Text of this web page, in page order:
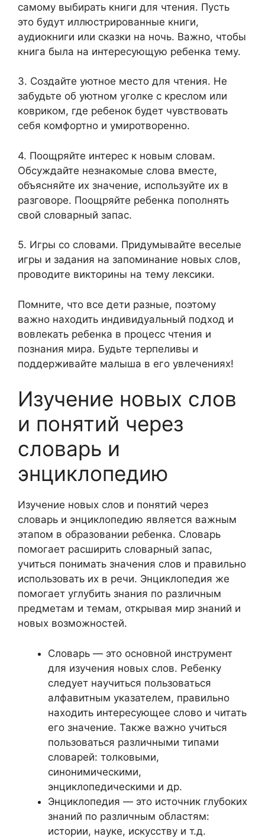
самому выбирать книги для чтения. Пусть
это будут иллюстрированные книги,
аудиокниги или сказки на ночь. Важно, чтобы
книга была на интересующую ребенка тему.
3. Создайте уютное место для чтения. Не
забудьте об уютном уголке с креслом или
ковриком, где ребенок будет чувствовать
себя комфортно и умиротворенно.
4. Поощряйте интерес к новым словам.
Обсуждайте незнакомые слова вместе,
объясняйте их значение, используйте их в
разговоре. Поощряйте ребенка пополнять
свой словарный запас.
5. Игры со словами. Придумывайте веселые
игры и задания на запоминание новых слов,
проводите викторины на тему лексики.
Помните, что все дети разные, поэтому
важно находить индивидуальный подход и
вовлекать ребенка в процесс чтения и
познания мира. Будьте терпеливы и
поддерживайте малыша в его увлечениях!
Изучение новых слов
и понятий через
словарь и
энциклопедию
Изучение новых слов и понятий через
словарь и энциклопедию является важным
этапом в образовании ребенка. Словарь
помогает расширить словарный запас,
учиться понимать значения слов и правильно
использовать их в речи. Энциклопедия же
помогает углубить знания по различным
предметам и темам, открывая мир знаний и
новых возможностей.
Словарь — это основной инструмент
для изучения новых слов. Ребенку
следует научиться пользоваться
алфавитным указателем, правильно
находить интересующее слово и читать
его значение. Также важно учиться
пользоваться различными типами
словарей: толковыми,
синонимическими,
энциклопедическими и др.
Энциклопедия — это источник глубоких
знаний по различным областям:
истории, науке, искусству и т.д.